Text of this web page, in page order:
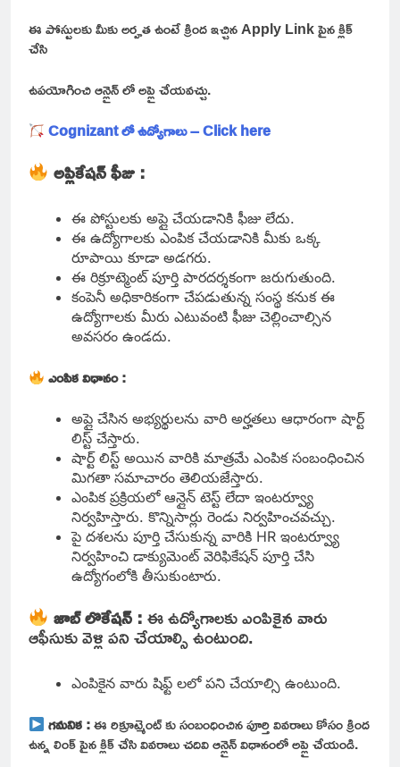
ఈ పోస్టులకు మీకు అర్హత ఉంటే క్రింద ఇచ్చిన Apply Link పైన క్లిక్
చేసి
ఉపయోగించి ఆన్లైన్ లో అప్లై చేయవచ్చు.
Cognizant లో ఉద్యోగాలు – Click here
అప్లికేషన్ ఫీజు :
ఈ పోస్టులకు అప్లై చేయడానికి ఫీజు లేదు.
ఈ ఉద్యోగాలకు ఎంపిక చేయడానికి మీకు ఒక్క
రూపాయి కూడా అడగరు.
ఈ రిక్రూట్మెంట్ పూర్తి పారదర్శకంగా జరుగుతుంది.
కంపెనీ అధికారికంగా చేపడుతున్న సంస్థ కనుక ఈ
ఉద్యోగాలకు మీరు ఎటువంటి ఫీజు చెల్లించాల్సిన
అవసరం ఉండదు.
ఎంపిక విధానం :
అప్లై చేసిన అభ్యర్థులను వారి అర్హతలు ఆధారంగా షార్ట్
లిస్ట్ చేస్తారు.
షార్ట్ లిస్ట్ అయిన వారికి మాత్రమే ఎంపిక సంబంధించిన
మిగతా సమాచారం తెలియజేస్తారు.
ఎంపిక ప్రక్రియలో ఆన్లైన్ టెస్ట్ లేదా ఇంటర్వ్యూ
నిర్వహిస్తారు. కొన్నిసార్లు రెండు నిర్వహించవచ్చు.
పై దశలను పూర్తి చేసుకున్న వారికి HR ఇంటర్వ్యూ
నిర్వహించి డాక్యుమెంట్ వెరిఫికేషన్ పూర్తి చేసి
ఉద్యోగంలోకి తీసుకుంటారు.
జాబ్ లొకేషన్ :ఈ ఉద్యోగాలకు ఎంపికైన వారు
ఆఫీసుకు వెళ్లి పని చేయాల్సి ఉంటుంది.
ఎంపికైన వారు షిఫ్ట్ లలో పని చేయాల్సి ఉంటుంది.
గమనిక :ఈ రిక్రూట్మెంట్ కు సంబంధించిన పూర్తి వివరాలు కోసం క్రింద
ఉన్న లింక్ పైన క్లిక్ చేసి వివరాలు చదివి ఆన్లైన్ విధానంలో అప్లై చేయండి.